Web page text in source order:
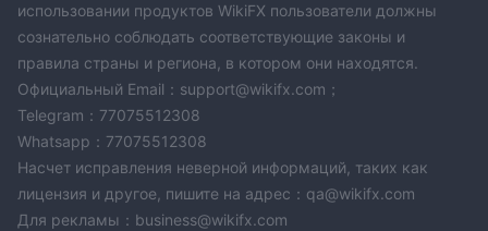
использовании продуктов WikiFX пользователи должны
сознательно соблюдать соответствующие законы и
правила страны и региона, в котором они находятся.
Официальный Email：support@wikifx.com；
Telegram：77075512308
Whatsapp：77075512308
Насчет исправления неверной информаций, таких как
лицензия и другое, пишите на адрес：qa@wikifx.com
Для рекламы：business@wikifx.com